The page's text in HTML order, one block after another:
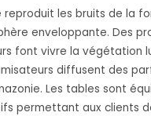
reproduit les bruits de la
enveloppante. Des
font vivre la végétation
diffusent des
Les tables sont
permettant aux clients